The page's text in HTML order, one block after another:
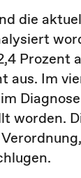
die
aus. Im
worden.